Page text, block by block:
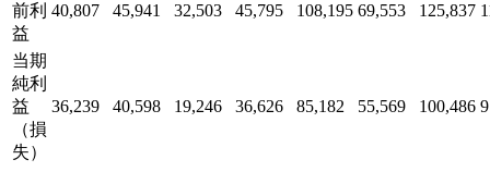
前利
益
40,807 45,941 32,503 45,795 108,195 69,553 125,837
当期
純利
益
（損
失）
36,239 40,598 19,246 36,626 85,182 55,569 100,486